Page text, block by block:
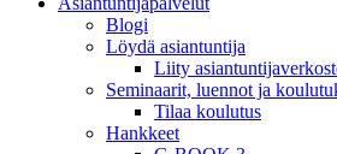
Blogi
Löydä asiantuntija
Liity
Seminaarit, luennot ja
Tilaa koulutus
Hankkeet